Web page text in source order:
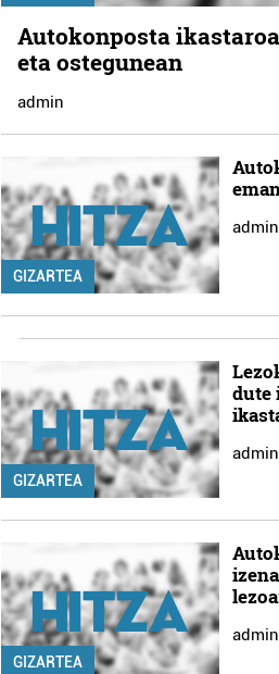
Autokonposta
eta ostegunean
admin
GIZARTEA
admin
GIZARTEA
dute
admin
GIZARTEA
admin